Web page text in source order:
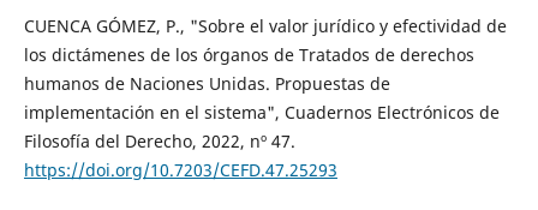
CUENCA GÓMEZ, P., "Sobre el valor jurídico y efectividad de
los dictámenes de los órganos de Tratados de derechos
humanos de Naciones Unidas. Propuestas de
implementación en el sistema", Cuadernos Electrónicos de
Filosofía del Derecho, 2022, nº 47.
https://doi.org/10.7203/CEFD.47.25293